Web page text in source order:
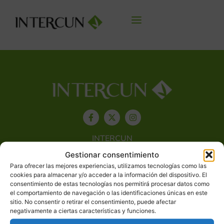
Gestionar consentimiento
Para ofrecer las mejores experiencias, utilizamos tecnologías como las
cookies para almacenar y/o acceder a la información del dispositivo. El
consentimiento de estas tecnologías nos permitirá procesar datos como
el comportamiento de navegación o las identificaciones únicas en este
sitio. No consentir o retirar el consentimiento, puede afectar
negativamente a ciertas características y funciones.
INTERCUN
SECTOR CUNÍCOLA
CARNE DE CONEJO
BIENESTAR ANIMAL B+